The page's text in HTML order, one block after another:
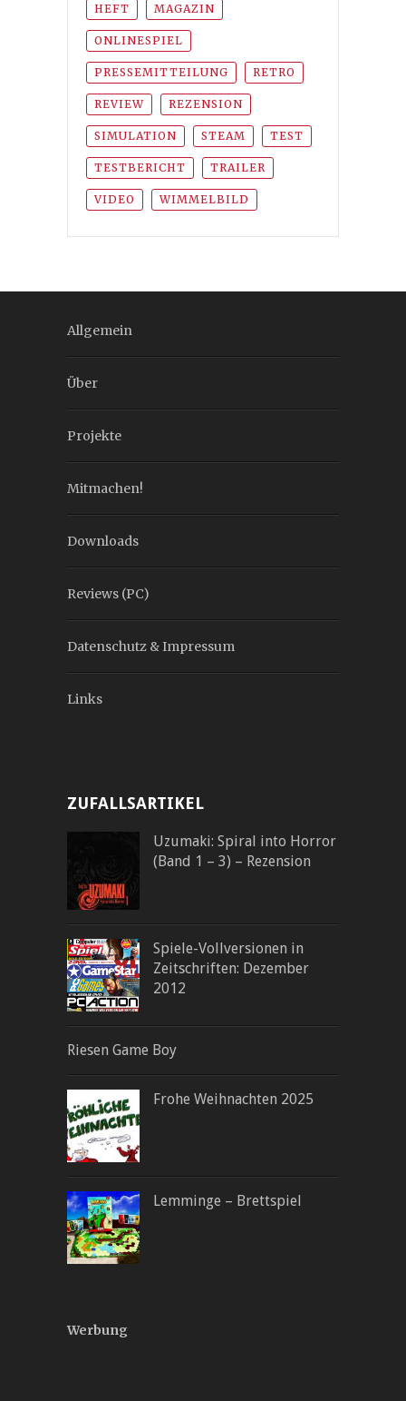
HEFT MAGAZIN
ONLINESPIEL
PRESSEMITTEILUNG RETRO
REVIEW REZENSION
SIMULATION STEAM TEST
TESTBERICHT TRAILER
VIDEO WIMMELBILD
Allgemein
Über
Projekte
Mitmachen!
Downloads
Reviews (PC)
Datenschutz & Impressum
Links
ZUFALLSARTIKEL
Uzumaki: Spiral into Horror
(Band 1 – 3) – Rezension
Spiele-Vollversionen in
Zeitschriften: Dezember
2012
Riesen Game Boy
Frohe Weihnachten 2025
Lemminge – Brettspiel
Werbung